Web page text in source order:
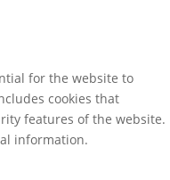
for the website to
cookies that
features of the website.
information.